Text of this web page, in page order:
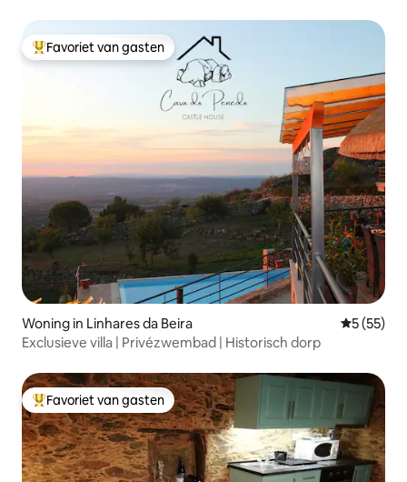
Topfavoriet van gasten
Favoriet van gasten
Woning in Linhares da Beira
5 (55)
Exclusieve villa | Privézwembad | Historisch dorp
Topfavoriet van gasten
Favoriet van gasten